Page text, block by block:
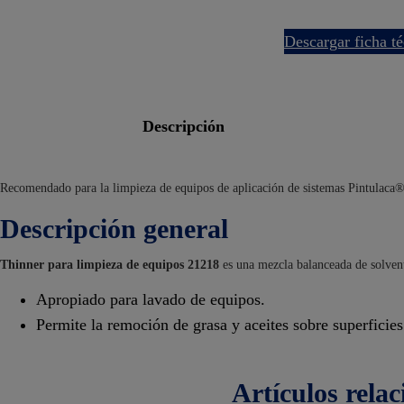
descargar ficha
descripción
Recomendado para la limpieza de equipos de aplicación de sistemas
Descripción general
Thinner para limpieza de equipos 21218 es una mezcla balanceada de
Apropiado para lavado de equipos.
Permite la remoción de grasa y aceites sobre
artículos